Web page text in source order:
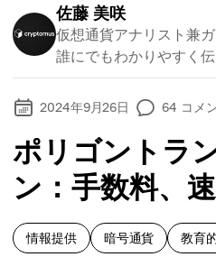
佐藤 美咲
仮想通貨アナリスト兼
誰にでもわかりやすく伝
2024年9月26日 64 コメ
ポリゴントラ
ン：手数料、
情報提供 暗号通貨 教育